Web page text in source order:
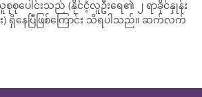
ပေါင်းသည် (နိုင်ငံ့လူဦး​ရေ၏ ၂ ရာခိုင်နှုန်း
) ရှိ​နေပြီဖြစ်​​ကြောင်း သိရပါသည်။ ဆက်လက်